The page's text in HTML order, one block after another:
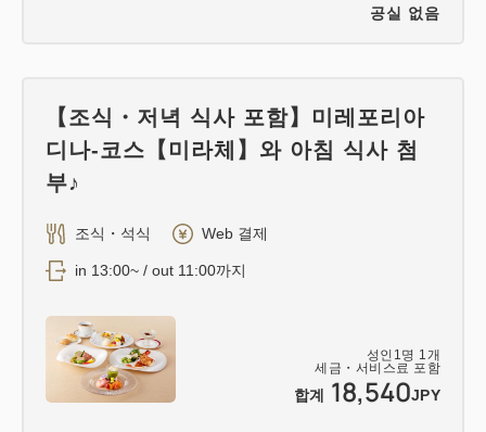
공실 없음
성인 1명 1개
세금・서비스료 포함
합계 18,540JPY
【조식・저녁 식사 포함】미레포리아
디나-코스【미라체】와 아침 식사 첨
부♪
조식・석식 Web 결제
in 13:00~ / out 11:00까지